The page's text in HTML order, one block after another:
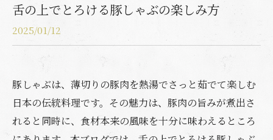
舌の上でとろける豚しゃぶの楽しみ方
2025/01/12
豚しゃぶは、薄切りの豚肉を熱湯でさっと茹でて楽しむ
日本の伝統料理です。その魅力は、豚肉の旨みが煮出さ
れると同時に、食材本来の風味を十分に味わえるところ